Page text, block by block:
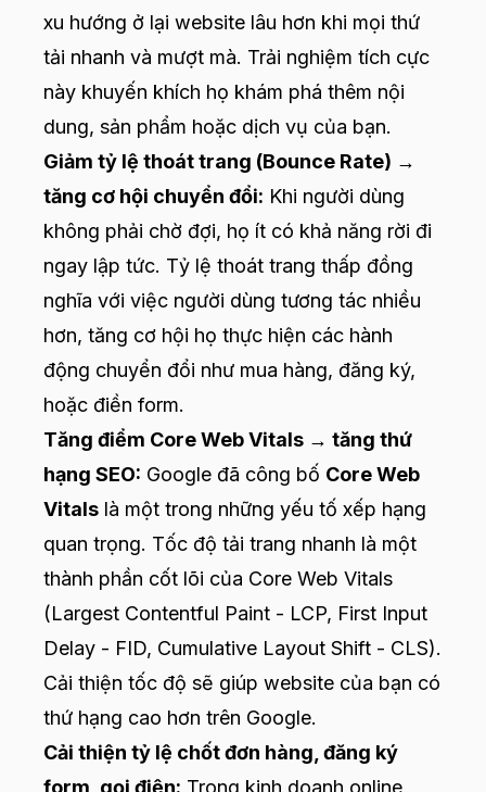
xu hướng ở lại website lâu hơn khi mọi thứ
tải nhanh và mượt mà. Trải nghiệm tích cực
này khuyến khích họ khám phá thêm nội
dung, sản phẩm hoặc dịch vụ của bạn.
Giảm tỷ lệ thoát trang (Bounce Rate) →
tăng cơ hội chuyển đổi: Khi người dùng
không phải chờ đợi, họ ít có khả năng rời đi
ngay lập tức. Tỷ lệ thoát trang thấp đồng
nghĩa với việc người dùng tương tác nhiều
hơn, tăng cơ hội họ thực hiện các hành
động chuyển đổi như mua hàng, đăng ký,
hoặc điền form.
Tăng điểm Core Web Vitals → tăng thứ
hạng SEO: Google đã công bố Core Web
Vitals là một trong những yếu tố xếp hạng
quan trọng. Tốc độ tải trang nhanh là một
thành phần cốt lõi của Core Web Vitals
(Largest Contentful Paint - LCP, First Input
Delay - FID, Cumulative Layout Shift - CLS).
Cải thiện tốc độ sẽ giúp website của bạn có
thứ hạng cao hơn trên Google.
Cải thiện tỷ lệ chốt đơn hàng, đăng ký
form, gọi điện: Trong kinh doanh online,